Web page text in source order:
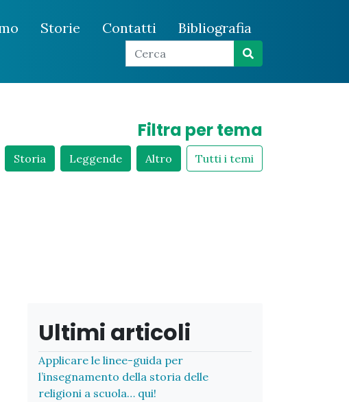
Storie Contatti Bibliografia
Filtra per tema
Storia Leggende Altro Tutti i temi
Ultimi articoli
Applicare le linee-guida per
l’insegnamento della storia delle
religioni a scuola… qui!